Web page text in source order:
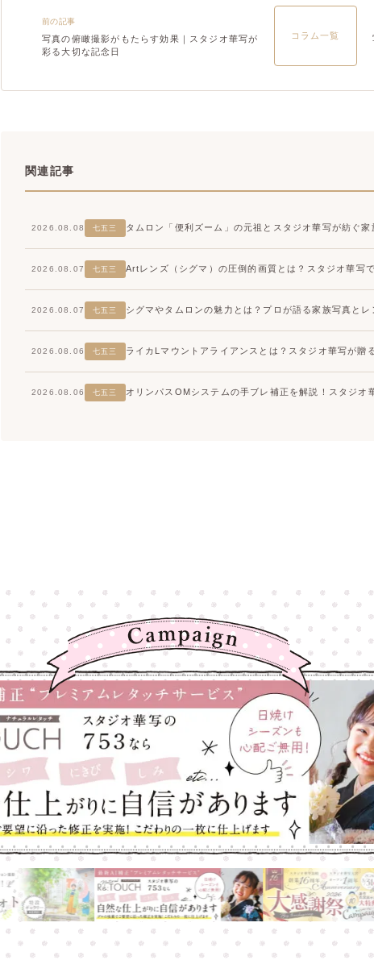
前の記事
写真の俯瞰撮影がもたらす効果｜スタジオ華写が
彩る大切な記念日
コラム一覧
関連記事
2026.08.08 七五三 タムロン「便利ズーム」の元祖とスタジオ華写が紡ぐ家
2026.08.07 七五三 Artレンズ（シグマ）の圧倒的画質とは？スタジオ華写
2026.08.07 七五三 シグマやタムロンの魅力とは？プロが語る家族写真とレ
2026.08.06 七五三 ライカLマウントアライアンスとは？スタジオ華写が贈
2026.08.06 七五三 オリンパスOMシステムの手ブレ補正を解説！スタジオ